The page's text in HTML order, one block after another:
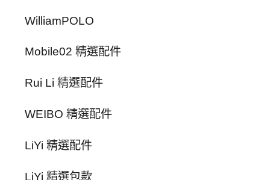
WilliamPOLO
Mobile02 精選配件
Rui Li 精選配件
WEIBO 精選配件
LiYi 精選配件
LiYi 精選包款